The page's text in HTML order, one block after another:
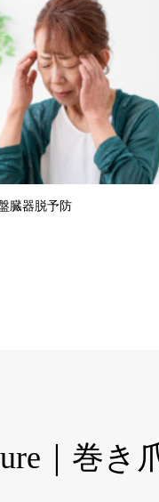
臓器脱予防
｜巻